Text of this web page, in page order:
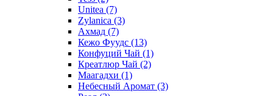
Unitea (7)
Zylanica (3)
Ахмад (7)
Кежо Фуудс (13)
Конфуций Чай (1)
Креатлюр Чай (2)
Маагадхи (1)
Небесный Аромат (3)